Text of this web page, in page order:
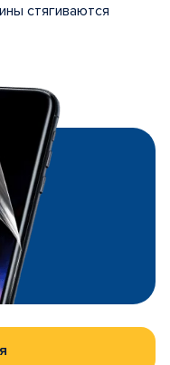
стягиваются